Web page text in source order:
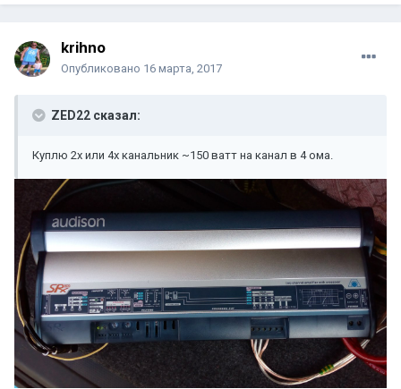
krihno
Опубликовано 16 марта, 2017
ZED22 сказал:
Куплю 2х или 4х канальник ~150 ватт на канал в 4 ома.